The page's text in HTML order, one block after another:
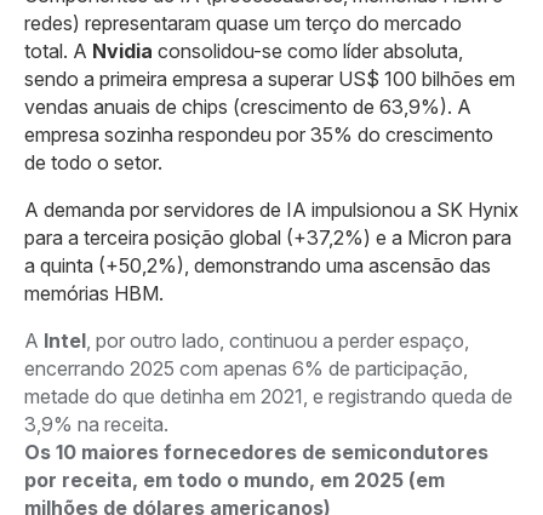
redes) representaram quase um terço do mercado
total. A Nvidia consolidou-se como líder absoluta,
sendo a primeira empresa a superar US$ 100 bilhões em
vendas anuais de chips (crescimento de 63,9%). A
empresa sozinha respondeu por 35% do crescimento
de todo o setor.
A demanda por servidores de IA impulsionou a SK Hynix
para a terceira posição global (+37,2%) e a Micron para
a quinta (+50,2%), demonstrando uma ascensão das
memórias HBM.
A Intel , por outro lado, continuou a perder espaço,
encerrando 2025 com apenas 6% de participação,
metade do que detinha em 2021, e registrando queda de
3,9% na receita.
Os 10 maiores fornecedores de semicondutores
por receita, em todo o mundo, em 2025 (em
milhões de dólares americanos)